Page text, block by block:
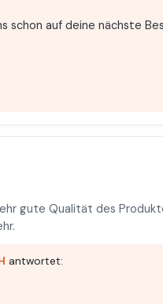
schon auf deine nächste
gute Qualität des
antwortet: